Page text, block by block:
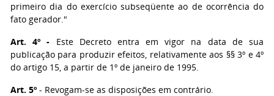
primeiro dia do exercício subseqüente ao de ocorrência do
fato gerador."
Art. 4º - Este Decreto entra em vigor na data de sua
publicação para produzir efeitos, relativamente aos §§ 3º e 4º
do artigo 15, a partir de 1º de janeiro de 1995.
Art. 5º - Revogam-se as disposições em contrário.